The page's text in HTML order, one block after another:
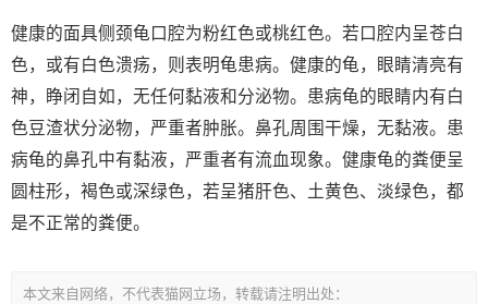
健康的面具侧颈龟口腔为粉红色或桃红色。若口腔内呈苍白
色，或有白色溃疡，则表明龟患病。健康的龟，眼睛清亮有
神，睁闭自如，无任何黏液和分泌物。患病龟的眼睛内有白
色豆渣状分泌物，严重者肿胀。鼻孔周围干燥，无黏液。患
病龟的鼻孔中有黏液，严重者有流血现象。健康龟的粪便呈
圆柱形，褐色或深绿色，若呈猪肝色、土黄色、淡绿色，都
是不正常的粪便。
本文来自网络，不代表猫网立场，转载请注明出处：